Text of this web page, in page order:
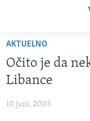
glavni
sadržaj
Pređi
na
glavnu
navigaciju
TV PROGRAM
VIDEO
VIJESTI
AKTUELNO
Očito je da
Libance
10 juni, 2005